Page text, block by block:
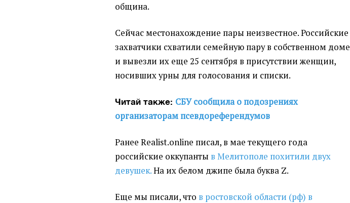
община.
Сейчас местонахождение пары неизвестное. Российские
захватчики схватили семейную пару в собственном доме
и вывезли их еще 25 сентября в присутствии женщин,
носивших урны для голосования и списки.
Читай также: СБУ сообщила о подозрениях
организаторам псевдореферендумов
Ранее Realist.online писал, в мае текущего года
российские оккупанты в Мелитополе похитили двух
девушек.На их белом джипе была буква Z.
Еще мы писали, что в ростовской области (рф) в